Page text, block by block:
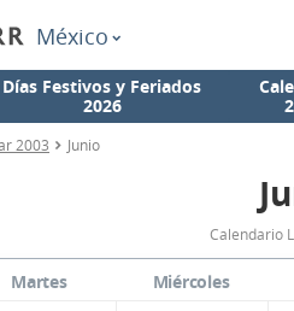
México
Días Festivos y Feriados
2026
2003 Junio
Calendario
Martes Miércoles